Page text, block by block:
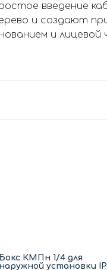
введение
и создают
и лицевой
Бокс КМПн 1/4 для
наружной установки